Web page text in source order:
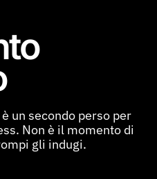
un secondo perso per
Non è il momento di
gli indugi.